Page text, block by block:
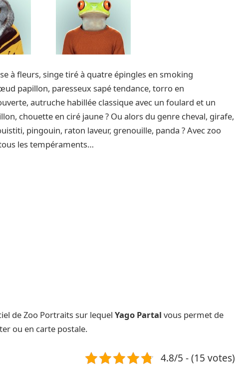
à fleurs, singe tiré à quatre épingles en smoking
papillon, paresseux sapé tendance, torro en
autruche habillée classique avec un foulard et un
chouette en ciré jaune ? Ou alors du genre cheval, girafe,
pingouin, raton laveur, grenouille, panda ? Avec zoo
les tempéraments…
de Zoo Portraits sur lequel Yago Partal vous permet de
ou en carte postale.
4.8/5 - (15 votes)